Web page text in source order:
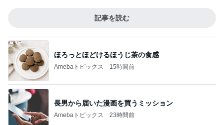
記事を読む
ほろっとほどけるほうじ茶の食感
Amebaトピックス 15時間前
長男から届いた漫画を買うミッション
Amebaトピックス 23時間前